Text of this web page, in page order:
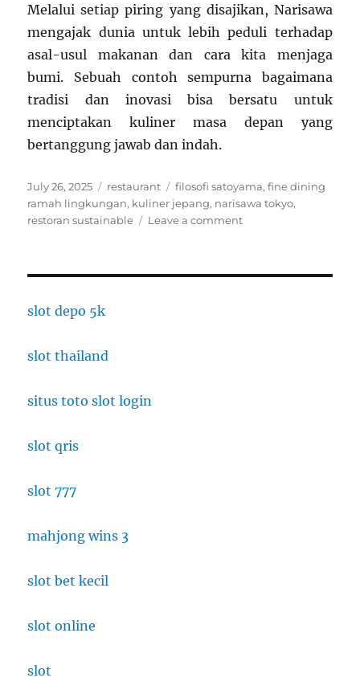
Melalui setiap piring yang disajikan, Narisawa
mengajak dunia untuk lebih peduli terhadap
asal-usul makanan dan cara kita menjaga
bumi. Sebuah contoh sempurna bagaimana
tradisi dan inovasi bisa bersatu untuk
menciptakan kuliner masa depan yang
bertanggung jawab dan indah.
Posted
on
July 26, 2025 Categories
restaurant Tags
filosofi satoyama,fine dining
ramah lingkungan, kuliner jepang, narisawa tokyo,
restoran sustainable
Leave a commenton
slot depo 5k
slot thailand
situs toto slot login
slot qris
slot 777
mahjong wins 3
slot bet kecil
slot online
slot